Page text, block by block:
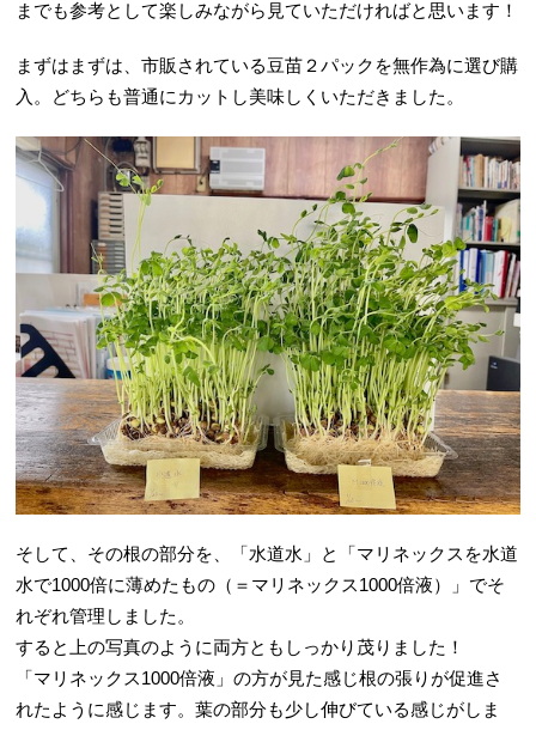
までも参考として楽しみながら見ていただければと思います！
まずはまずは、市販されている豆苗２パックを無作為に選び購
入。どちらも普通にカットし美味しくいただきました。
そして、その根の部分を、「水道水」と「マリネックスを水道
水で1000倍に薄めたもの（＝マリネックス1000倍液）」でそ
れぞれ管理しました。
すると上の写真のように両方ともしっかり茂りました！
「マリネックス1000倍液」の方が見た感じ根の張りが促進さ
れたように感じます。葉の部分も少し伸びている感じがしま